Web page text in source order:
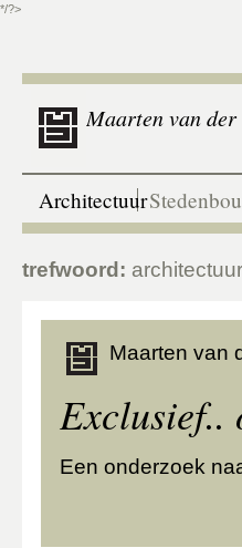
*/?>
Maarten van der
Architectuur
trefwoord: architectuur
Maarten van
Exclusief..
Een onderzoek